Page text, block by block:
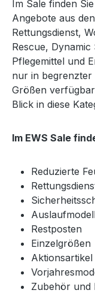
Im Sale finden
Angebote aus
Rettungsdienst,
Rescue,
Pflegemittel und
nur in
Größen
Blick in diese
Im EWS Sale
Reduzierte
Restposten
Einzelgrößen
Aktionsartikel
Zubehör und